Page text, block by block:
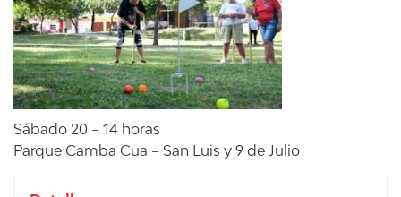
Sábado 20 – 14 horas
Parque Camba Cua – San Luis y 9 de Julio